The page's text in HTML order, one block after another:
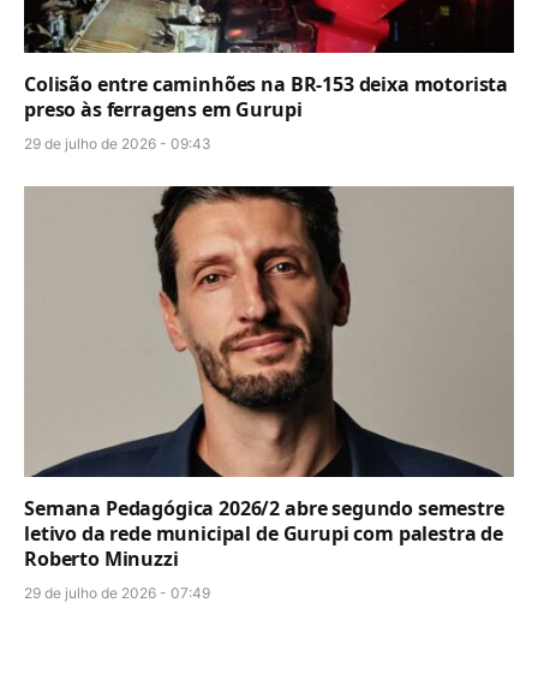
Colisão entre caminhões na BR-153 deixa motorista
preso às ferragens em Gurupi
29 de julho de 2026 - 09:43
Semana Pedagógica 2026/2 abre segundo semestre
letivo da rede municipal de Gurupi com palestra de
Roberto Minuzzi
29 de julho de 2026 - 07:49